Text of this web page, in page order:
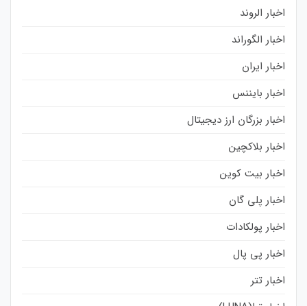
اخبار الروند
اخبار الگوراند
اخبار ایران
اخبار بایننس
اخبار بزرگان ارز دیجیتال
اخبار بلاکچین
اخبار بیت کوین
اخبار پلی گان
اخبار پولکادات
اخبار پی پال
اخبار تتر